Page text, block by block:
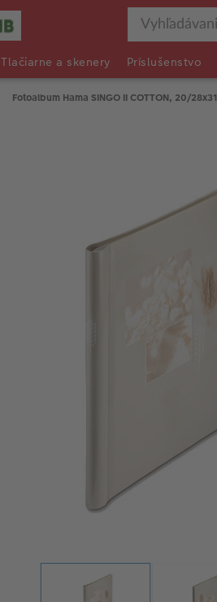
Tlačiarne a skenery Príslušenstvo
Fotoalbum Hama SINGO II COTTON, 20/28x31